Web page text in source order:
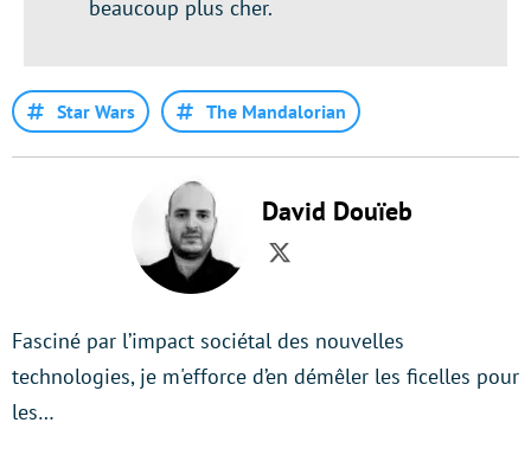
beaucoup plus cher.
Star Wars The Mandalorian
David Douïeb
Twitter
Fasciné par l’impact sociétal des nouvelles
technologies, je m'efforce d’en démêler les ficelles pour
les…